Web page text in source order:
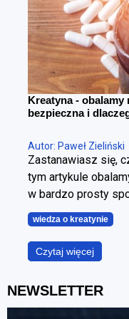
Kreatyna - obalamy
bezpieczna i
Autor: Paweł Zieliński
Zastanawiasz się,
tym artykule
w bardzo prosty
wiedza o kreatynie
Czytaj więcej
NEWSLETTER